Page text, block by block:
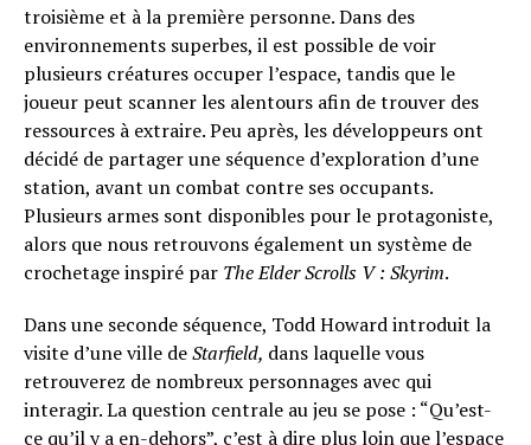
troisième et à la première personne. Dans des
environnements superbes, il est possible de voir
plusieurs créatures occuper l’espace, tandis que le
joueur peut scanner les alentours afin de trouver des
ressources à extraire. Peu après, les développeurs ont
décidé de partager une séquence d’exploration d’une
station, avant un combat contre ses occupants.
Plusieurs armes sont disponibles pour le protagoniste,
alors que nous retrouvons également un système de
crochetage inspiré par The Elder Scrolls V : Skyrim.
Dans une seconde séquence, Todd Howard introduit la
visite d’une ville deStarfield, dans laquelle vous
retrouverez de nombreux personnages avec qui
interagir. La question centrale au jeu se pose : “Qu’est-
ce qu’il y a en-dehors”, c’est à dire plus loin que l’espace